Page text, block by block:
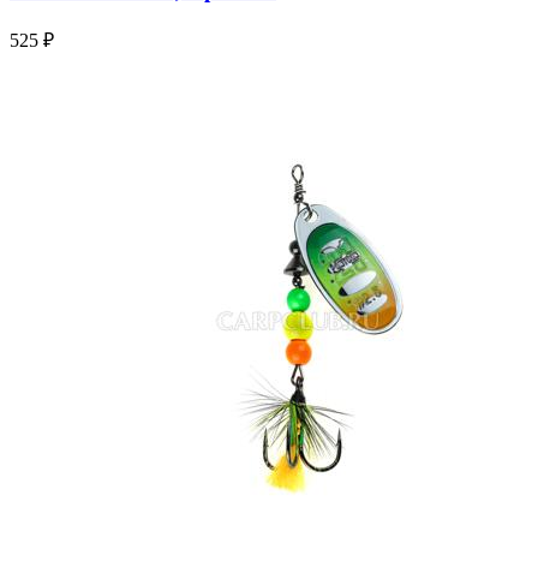
525 ₽